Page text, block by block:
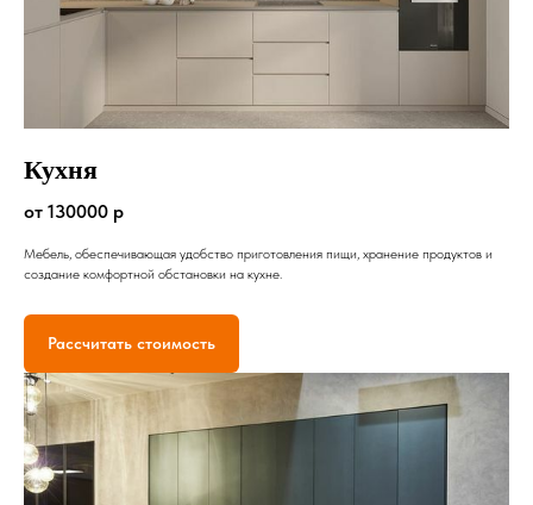
Кухня
от 130000 р
Мебель, обеспечивающая удобство приготовления пищи, хранение продуктов и
создание комфортной обстановки на кухне.
Рассчитать стоимость